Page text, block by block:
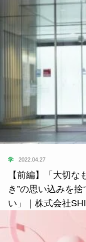
学 2022.04.27
【前編】「大切な
き”の思い込みを
い」｜株式会社